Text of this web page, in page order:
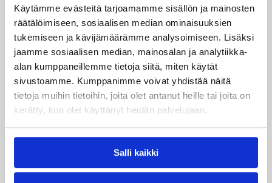
Käytämme evästeitä tarjoamamme sisällön ja mainosten
räätälöimiseen, sosiaalisen median ominaisuuksien
tukemiseen ja kävijämäärämme analysoimiseen. Lisäksi
jaamme sosiaalisen median, mainosalan ja analytiikka-
alan kumppaneillemme tietoja siitä, miten käytät
sivustoamme. Kumppanimme voivat yhdistää näitä
tietoja muihin tietoihin, joita olet antanut heille tai joita on
kerätty, kun olet käyttänyt heidän palvelujaan.
Salli kaikki
Henkilöt
Aino Wirtanen
Antti Kanervo
Camilla Genberg
Elina Mikkola
Ilkka Ekström
Ilpo Pehkonen